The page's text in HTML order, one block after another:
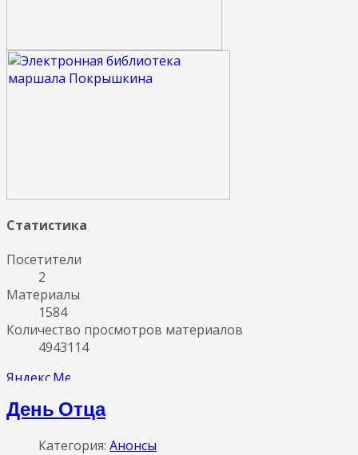
Статистика
Посетители
2
Материалы
1584
Количество просмотров материалов
4943114
День Отца
Категория: Анонсы